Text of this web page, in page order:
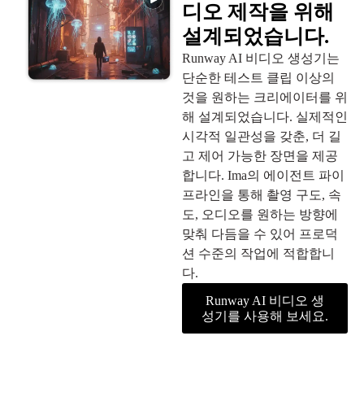
디오 제작을 위해
설계되었습니다.
Runway AI 비디오 생성기는
단순한 테스트 클립 이상의
것을 원하는 크리에이터를 위
해 설계되었습니다. 실제적인
시각적 일관성을 갖춘, 더 길
고 제어 가능한 장면을 제공
합니다. Ima의 에이전트 파이
프라인을 통해 촬영 구도, 속
도, 오디오를 원하는 방향에
맞춰 다듬을 수 있어 프로덕
션 수준의 작업에 적합합니
다.
Runway AI 비디오 생
성기를 사용해 보세요.